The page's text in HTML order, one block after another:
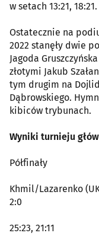
w setach 13:21, 18:21.
Ostatecznie na
2022 stanęły dwie
Jagoda
złotymi Jakub
tym drugim na
Dąbrowskiego.
kibiców trybunach.
Wyniki turnieju
Półfinały
Khmil/Lazarenko
2:0
25:23, 21:11